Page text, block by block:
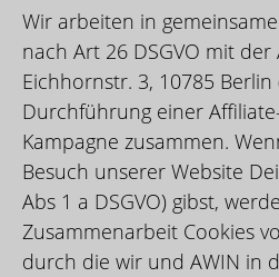
Wir arbeiten in
nach Art 26 DSGVO mit der
Eichhornstr. 3, 10785 Berlin
Durchführung einer
Kampagne zusammen.
Besuch unserer Website
Abs 1 a DSGVO) gibst,
Zusammenarbeit Cookies
durch die wir und AWIN in